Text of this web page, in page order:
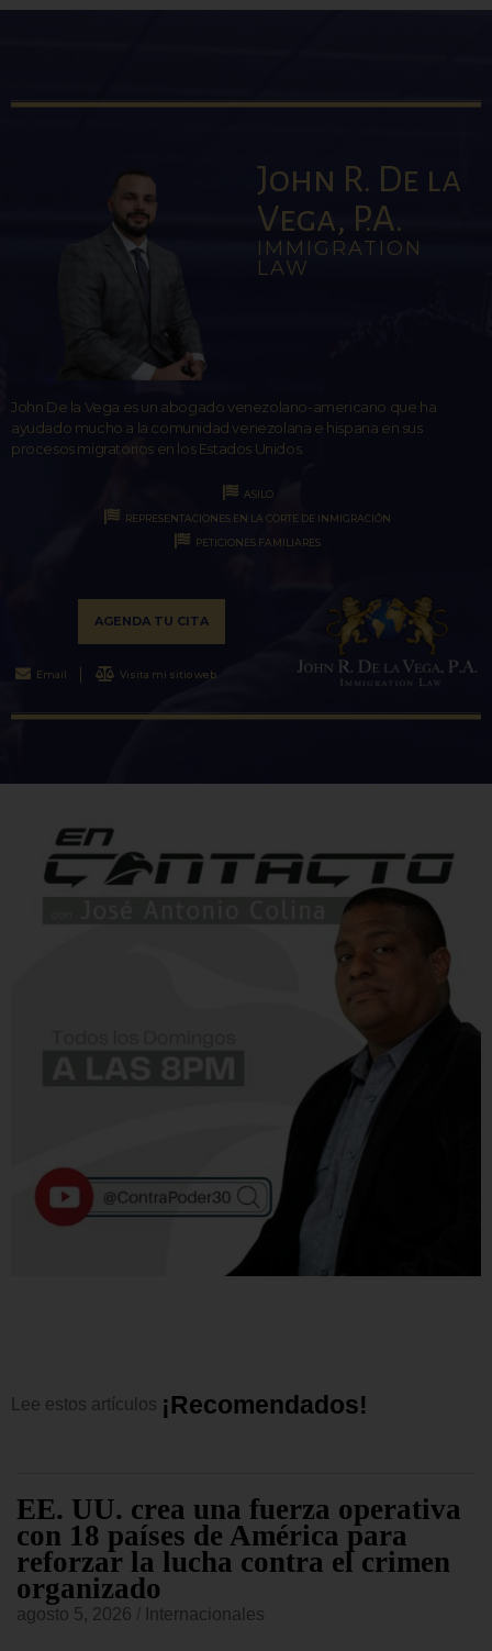
John R. De la
Vega, P.A.
IMMIGRATION
LAW
John De la Vega es un abogado venezolano-americano que ha
ayudado mucho a la comunidad venezolana e hispana en sus
procesos migratorios en los Estados Unidos.
ASILO
REPRESENTACIONES EN LA CORTE DE INMIGRACIÓN
PETICIONES FAMILIARES
AGENDA TU CITA
Email Visita mi sitio web
Lee estos artículos ¡Recomendados!
EE. UU. crea una fuerza operativa
con 18 países de América para
reforzar la lucha contra el crimen
organizado
agosto 5, 2026 Internacionales